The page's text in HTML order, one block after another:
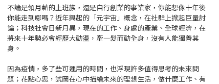
不論是領月薪的上班族，還是自行創業的事業家，你能想像十年後
你能走到哪嗎？近年興起的「元宇宙」概念，在社群上掀起巨量討
論；科技社會日新月異，現在的工作、身處的產業、全球經濟，在
將來十年勢必會經歷大動盪，牽一髮而動全身，沒有人能獨善其
身。
因為疫情，多了些可運用的時間，也浮現許多值得思考的未來問
題；花點心思，試圖在心中描繪未來的理想生活，做什麼工作、有